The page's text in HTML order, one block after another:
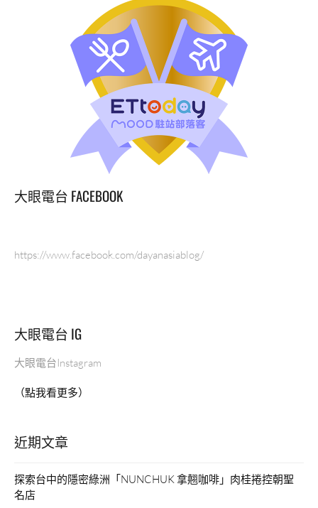
大眼電台 FACEBOOK
https://www.facebook.com/dayanasiablog/
大眼電台 IG
大眼電台Instagram
（點我看更多）
近期文章
探索台中的隱密綠洲「NUNCHUK 拿翹咖啡」肉桂捲控朝聖
名店